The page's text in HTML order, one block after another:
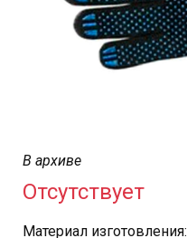
В архиве
Отсутствует
Материал изготовления: